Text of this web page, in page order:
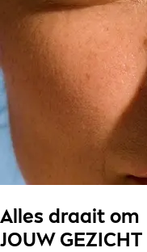
Alles draait om
JOUW GEZICHT